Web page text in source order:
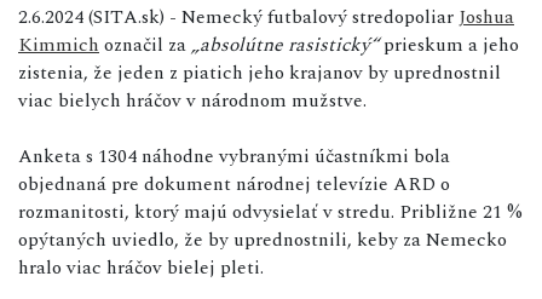
2.6.2024 (SITA.sk) - Nemecký futbalový stredopoliar Joshua
Kimmich označil za „absolútne rasistický“prieskum a jeho
zistenia, že jeden z piatich jeho krajanov by uprednostnil
viac bielych hráčov v národnom mužstve.
Anketa s 1304 náhodne vybranými účastníkmi bola
objednaná pre dokument národnej televízie ARD o
rozmanitosti, ktorý majú odvysielať v stredu. Približne 21 %
opýtaných uviedlo, že by uprednostnili, keby za Nemecko
hralo viac hráčov bielej pleti.